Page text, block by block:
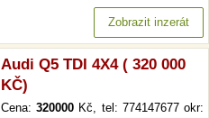
Zobrazit inzerát
Audi Q5 TDI 4X4 ( 320 000
KČ)
Cena:320000 Kč, tel: 774147677 okr: